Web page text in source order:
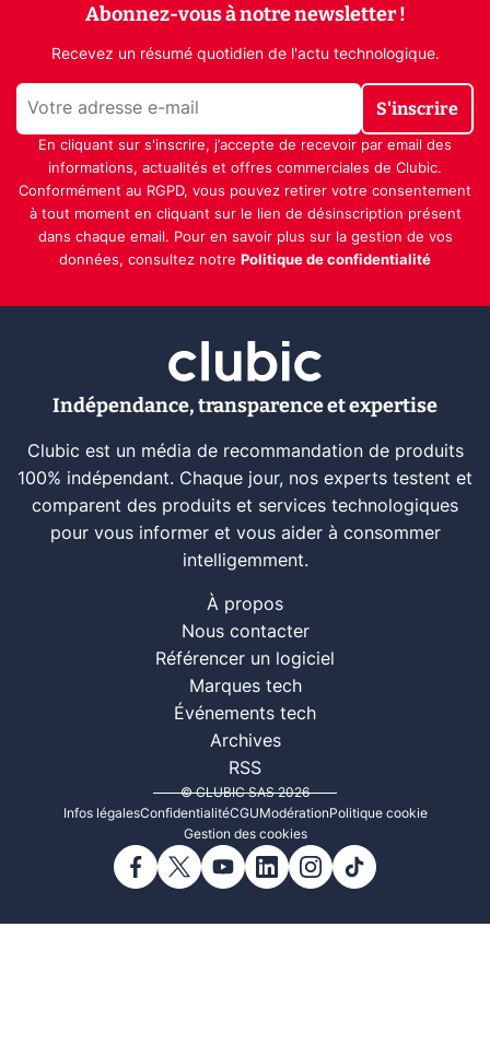
Abonnez-vous à notre newsletter !
Recevez un résumé quotidien de l'actu technologique.
S'inscrire
En cliquant sur s'inscrire, j’accepte de recevoir par email des
informations, actualités et offres commerciales de Clubic.
Conformément au RGPD, vous pouvez retirer votre consentement
à tout moment en cliquant sur le lien de désinscription présent
dans chaque email. Pour en savoir plus sur la gestion de vos
données, consultez notre Politique de confidentialité
Indépendance, transparence et expertise
Clubic est un média de recommandation de produits
100% indépendant. Chaque jour, nos experts testent et
comparent des produits et services technologiques
pour vous informer et vous aider à consommer
intelligemment.
À propos
Nous contacter
Référencer un logiciel
Marques tech
Événements tech
Archives
RSS
© CLUBIC SAS 2026
Infos légalesConfidentialitéCGUModérationPolitique cookie
Gestion des cookies